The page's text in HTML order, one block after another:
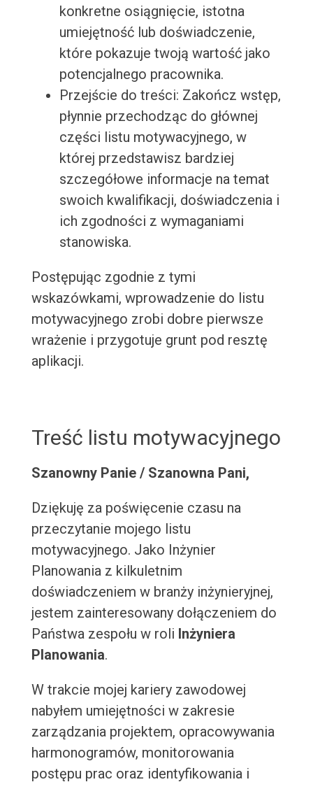
konkretne osiągnięcie, istotna
umiejętność lub doświadczenie,
które pokazuje twoją wartość jako
potencjalnego pracownika.
Przejście do treści: Zakończ wstęp,
płynnie przechodząc do głównej
części listu motywacyjnego, w
której przedstawisz bardziej
szczegółowe informacje na temat
swoich kwalifikacji, doświadczenia i
ich zgodności z wymaganiami
stanowiska.
Postępując zgodnie z tymi
wskazówkami, wprowadzenie do listu
motywacyjnego zrobi dobre pierwsze
wrażenie i przygotuje grunt pod resztę
aplikacji.
Treść listu motywacyjnego
Szanowny Panie / Szanowna Pani,
Dziękuję za poświęcenie czasu na
przeczytanie mojego listu
motywacyjnego. Jako Inżynier
Planowania z kilkuletnim
doświadczeniem w branży inżynieryjnej,
jestem zainteresowany dołączeniem do
Państwa zespołu w roli Inżyniera
Planowania.
W trakcie mojej kariery zawodowej
nabyłem umiejętności w zakresie
zarządzania projektem, opracowywania
harmonogramów, monitorowania
postępu prac oraz identyfikowania i